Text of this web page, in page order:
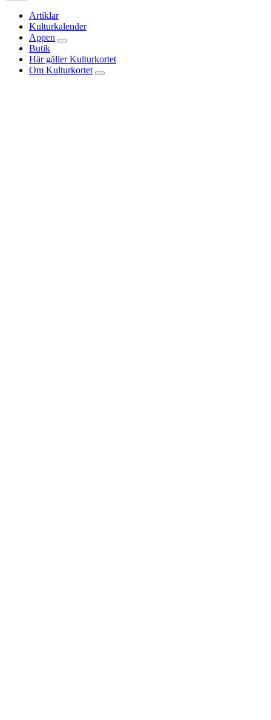
Artiklar
Kulturkalender
Appen
Butik
Här gäller Kulturkortet
Om Kulturkortet